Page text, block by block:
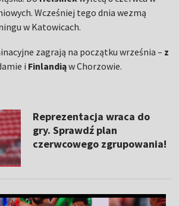
Wcześniej tego dnia wezmą
w Katowicach.
zagrają na początku września – z
i Finlandiąw Chorzowie.
Reprezentacja wraca do
gry. Sprawdź plan
czerwcowego zgrupowania!